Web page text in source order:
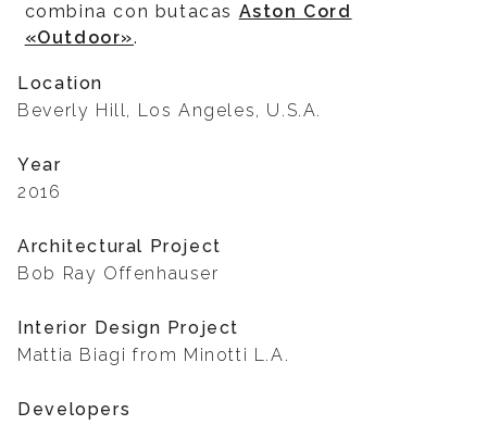
combina con butacas Aston Cord
«Outdoor».
Location
Beverly Hill, Los Angeles, U.S.A.
Year
2016
Architectural Project
Bob Ray Offenhauser
Interior Design Project
Mattia Biagi from Minotti L.A.
Developers